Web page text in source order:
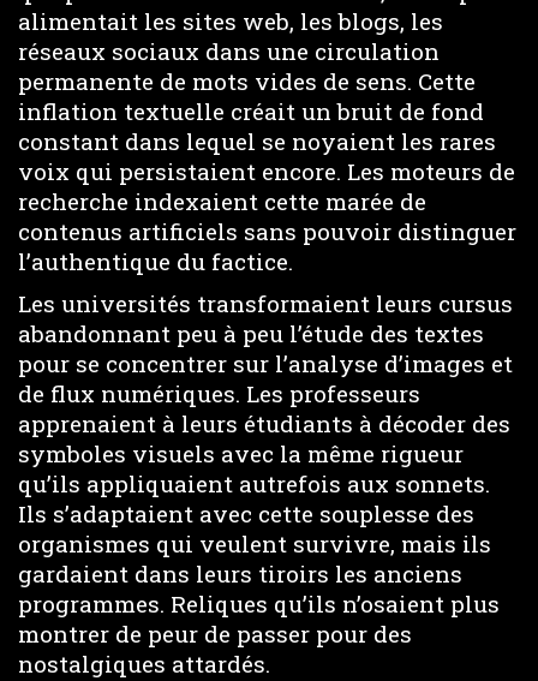
alimentait les sites web, les blogs, les
réseaux sociaux dans une circulation
permanente de mots vides de sens. Cette
inflation textuelle créait un bruit de fond
constant dans lequel se noyaient les rares
voix qui persistaient encore. Les moteurs de
recherche indexaient cette marée de
contenus artificiels sans pouvoir distinguer
l’authentique du factice.
Les universités transformaient leurs cursus
abandonnant peu à peu l’étude des textes
pour se concentrer sur l’analyse d’images et
de flux numériques. Les professeurs
apprenaient à leurs étudiants à décoder des
symboles visuels avec la même rigueur
qu’ils appliquaient autrefois aux sonnets.
Ils s’adaptaient avec cette souplesse des
organismes qui veulent survivre, mais ils
gardaient dans leurs tiroirs les anciens
programmes. Reliques qu’ils n’osaient plus
montrer de peur de passer pour des
nostalgiques attardés.